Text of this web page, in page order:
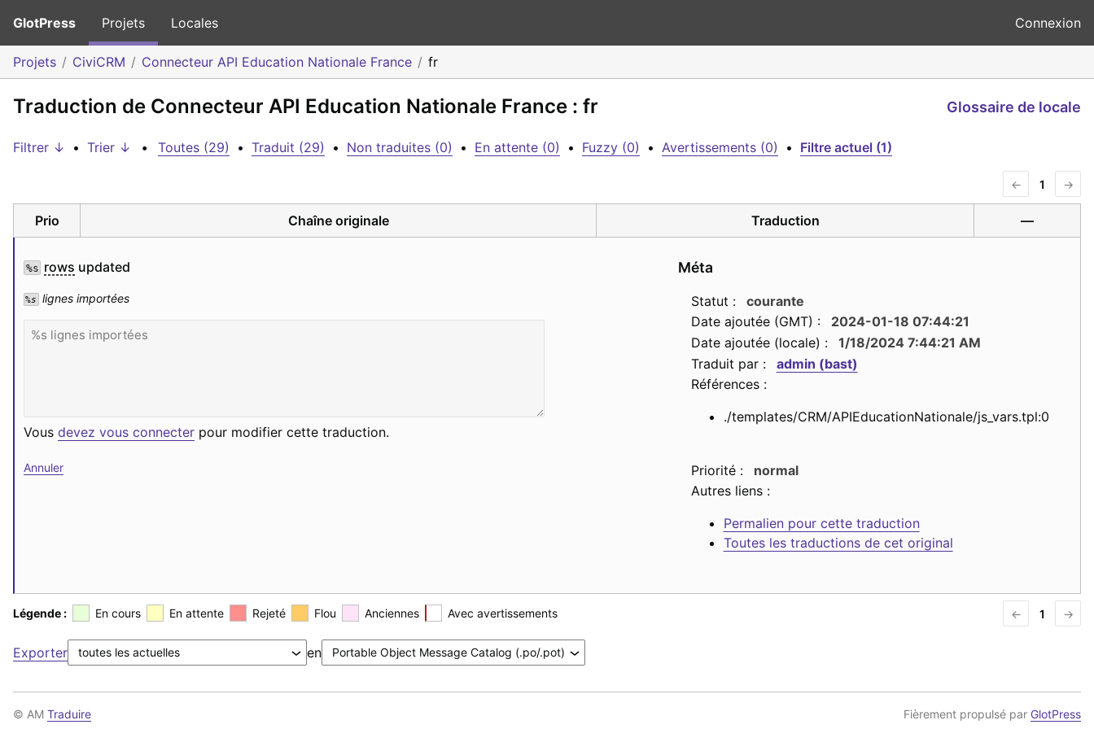
GlotPress Projets Locales Connexion
Projets CiviCRM Connecteur API Education Nationale France fr
Traduction de Connecteur API Education Nationale France : fr Glossaire de locale
Filtrer ↓ • Trier ↓ • Toutes (29) • Traduit (29) • Non traduites (0) • En attente (0) • Fuzzy (0) • Avertissements (0) • Filtre actuel (1)
← 1 →
Prio Chaîne originale Traduction —
%s rows updated
%s lignes importées
Vous devez vous connecter pour modifier cette traduction.
Annuler
Méta
Statut :
courante
Date ajoutée (GMT) :
2024-01-18 07:44:21
Date ajoutée (locale) :
1/18/2024 7:44:21 AM
Traduit par :
admin (bast)
Références :
./templates/CRM/APIEducationNationale/js_vars.tpl:0
Priorité :
normal
Autres liens :
Permalien pour cette traduction
Toutes les traductions de cet original
Légende : En cours En attente Rejeté Flou Anciennes Avec avertissements ← 1 →
Exporter en
© AM Traduire Fièrement propulsé par GlotPress